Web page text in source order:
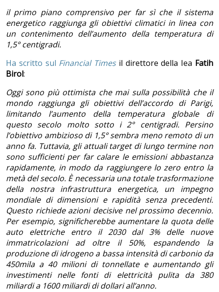
il primo piano comprensivo per far sì che il sistema
energetico raggiunga gli obiettivi climatici in linea con
un contenimento dell’aumento della temperatura di
1,5° centigradi.
Ha scritto sul Financial Timesil direttore della Iea Fatih
Birol:
Oggi sono più ottimista che mai sulla possibilità che il
mondo raggiunga gli obiettivi dell’accordo di Parigi,
limitando l’aumento della temperatura globale di
questo secolo molto sotto i 2° centigradi. Persino
l’obiettivo ambizioso di 1,5° sembra meno remoto di un
anno fa. Tuttavia, gli attuali target di lungo termine non
sono sufficienti per far calare le emissioni abbastanza
rapidamente, in modo da raggiungere lo zero entro la
metà del secolo. È necessaria una totale trasformazione
della nostra infrastruttura energetica, un impegno
mondiale di dimensioni e rapidità senza precedenti.
Questo richiede azioni decisive nel prossimo decennio.
Per esempio, significherebbe aumentare la quota delle
auto elettriche entro il 2030 dal 3% delle nuove
immatricolazioni ad oltre il 50%, espandendo la
produzione di idrogeno a bassa intensità di carbonio da
450mila a 40 milioni di tonnellate e aumentando gli
investimenti nelle fonti di elettricità pulita da 380
miliardi a 1600 miliardi di dollari all’anno.